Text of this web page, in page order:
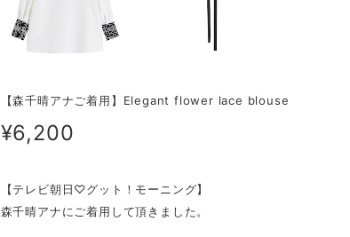
【森千晴アナご着用】Elegant flower lace blouse
¥6,200
【テレビ朝日♡グット！モーニング】
森千晴アナにご着用して頂きました。